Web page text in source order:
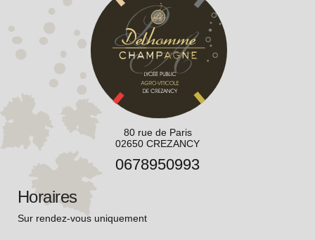
80 rue de Paris
02650 CREZANCY
0678950993
Horaires
Sur rendez-vous uniquement